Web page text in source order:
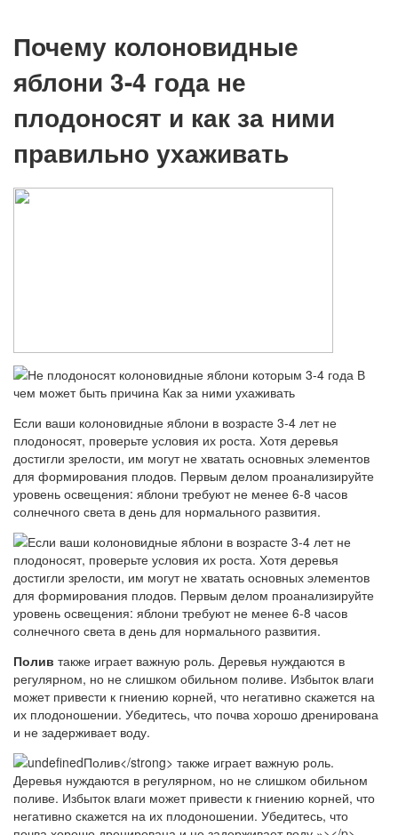
Почему колоновидные
яблони 3-4 года не
плодоносят и как за ними
правильно ухаживать
Если ваши колоновидные яблони в возрасте 3-4 лет не
плодоносят, проверьте условия их роста. Хотя деревья
достигли зрелости, им могут не хватать основных элементов
для формирования плодов. Первым делом проанализируйте
уровень освещения: яблони требуют не менее 6-8 часов
солнечного света в день для нормального развития.
Полив также играет важную роль. Деревья нуждаются в
регулярном, но не слишком обильном поливе. Избыток влаги
может привести к гниению корней, что негативно скажется на
их плодоношении. Убедитесь, что почва хорошо дренирована
и не задерживает воду.